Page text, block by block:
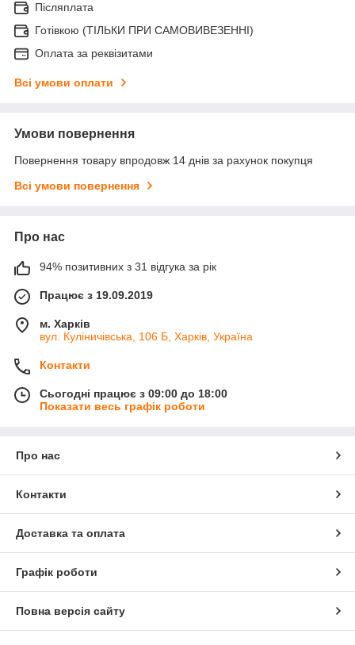
Післяплата
Готівкою (ТІЛЬКИ ПРИ САМОВИВЕЗЕННІ)
Оплата за реквізитами
Всі умови оплати
Умови повернення
Повернення товару впродовж 14 днів за рахунок покупця
Всі умови повернення
Про нас
94% позитивних з 31 відгука за рік
Працює з 19.09.2019
м. Харків
вул. Куліничівська, 106 Б, Харків, Україна
Контакти
Сьогодні працює з 09:00 до 18:00
Показати весь графік роботи
Про нас
Контакти
Доставка та оплата
Графік роботи
Повна версія сайту